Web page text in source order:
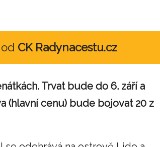
CK Radynacestu.cz
Trvat bude do 6. září a
(hlavní cenu) bude bojovat 20 z